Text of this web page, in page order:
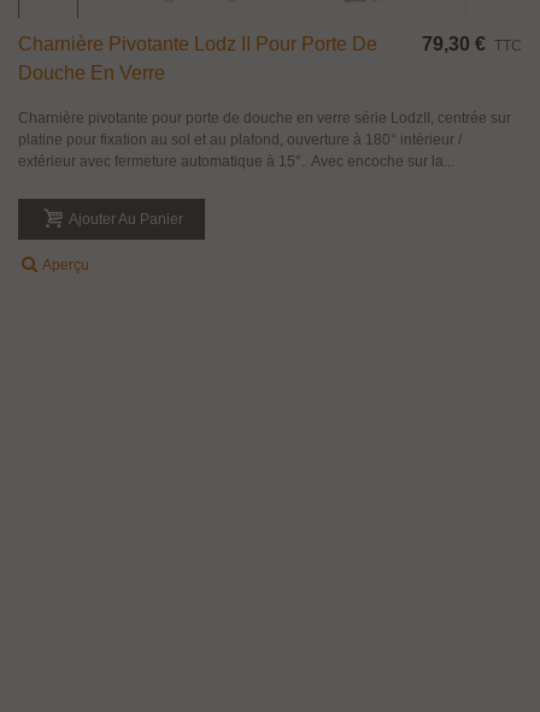
Charnière Pivotante Lodz II Pour Porte De
Douche En Verre
79,30 € TTC
Charnière pivotante pour porte de douche en verre série LodzII, centrée sur
platine pour fixation au sol et au plafond, ouverture à 180° intérieur /
extérieur avec fermeture automatique à 15°. Avec encoche sur la...
Ajouter Au Panier
Aperçu